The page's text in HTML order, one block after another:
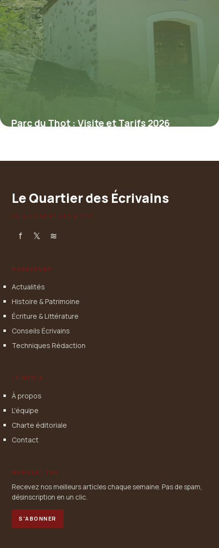
Parc du Thot : Visite et Tarifs 2026
Le Quartier des Écrivains
OÙ NAISSENT LES MOTS
f 𝕏 ≋
RUBRIQUES
Actualités
Histoire & Patrimoine
Écriture & Littérature
Conseils Écrivains
Techniques Rédaction
LE MÉDIA
À propos
L'équipe
Charte éditoriale
Contact
NEWSLETTER
Recevez nos meilleurs articles chaque semaine. Pas de spam,
désinscription en un clic.
S'ABONNER